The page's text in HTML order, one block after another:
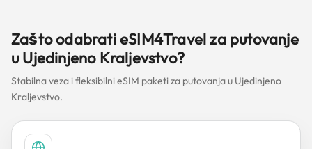
Zašto odabrati eSIM4Travel za putovanje
u Ujedinjeno Kraljevstvo?
Stabilna veza i fleksibilni eSIM paketi za putovanja u Ujedinjeno
Kraljevstvo.